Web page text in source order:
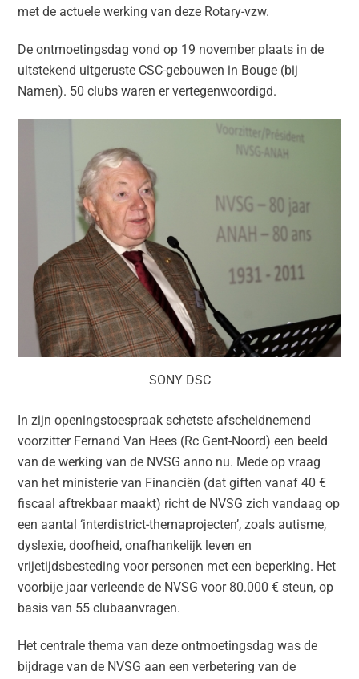
met de actuele werking van deze Rotary-vzw.
De ontmoetingsdag vond op 19 november plaats in de
uitstekend uitgeruste CSC-gebouwen in Bouge (bij
Namen). 50 clubs waren er vertegenwoordigd.
SONY DSC
In zijn openingstoespraak schetste afscheidnemend
voorzitter Fernand Van Hees (Rc Gent-Noord) een beeld
van de werking van de NVSG anno nu. Mede op vraag
van het ministerie van Financiën (dat giften vanaf 40 €
fiscaal aftrekbaar maakt) richt de NVSG zich vandaag op
een aantal ‘interdistrict-themaprojecten’, zoals autisme,
dyslexie, doofheid, onafhankelijk leven en
vrijetijdsbesteding voor personen met een beperking. Het
voorbije jaar verleende de NVSG voor 80.000 € steun, op
basis van 55 clubaanvragen.
Het centrale thema van deze ontmoetingsdag was de
bijdrage van de NVSG aan een verbetering van de